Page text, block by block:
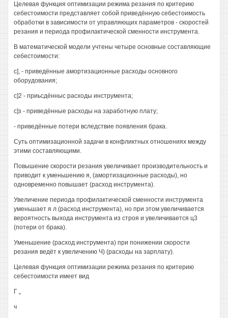
Целевая функция оптимизации режима резания по критерию
себестоимости представляет собой приведённую себестоимость
обработки в зависимости от управляющих параметров - скоростей
резания и периода профилактической сменности инструмента.
В математической модели учтены четыре основные составляющие
себестоимости:
с], - приведённые амортизационные расходы основного
оборудования;
с]2 - приьсдённыс расходы инструмента;
с]з - приведённые расходы на заработную плату;
- приведённые потери вследствие появления брака.
Суть оптимизационной задачи в конфликтных отношениях между
этими составляющими.
Повышение скорости резания увеличивает производительность и
приводит к уменьшению я, (амортизационные расходы), но
одновременно повышает (расход инструмента).
Увеличение периода профилактической сменности инструмента
уменьшает я л (расход инструмента), но при этом увеличивается
вероятность выхода инструмента из строя и увеличивается ц3
(потери от брака).
Уменьшение (расход инструмента) при понижении скорости
резания ведёт к увеличению Ч) (расходы на зарплату).
Целевая функция оптимизации режима резания по критерию
себестоимости имеет вид
Г „
ч